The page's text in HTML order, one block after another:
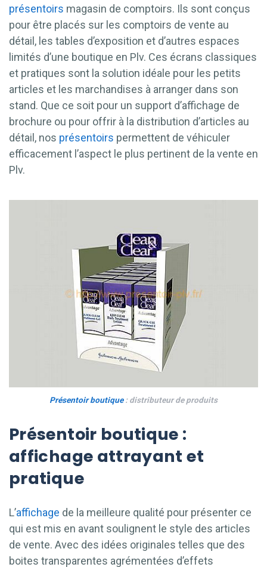
présentoirs magasin de comptoirs. Ils sont conçus
pour être placés sur les comptoirs de vente au
détail, les tables d’exposition et d’autres espaces
limités d’une boutique en Plv. Ces écrans classiques
et pratiques sont la solution idéale pour les petits
articles et les marchandises à arranger dans son
stand. Que ce soit pour un support d’affichage de
brochure ou pour offrir à la distribution d’articles au
détail, nos présentoirs permettent de véhiculer
efficacement l’aspect le plus pertinent de la vente en
Plv.
Présentoir boutique: distributeur de produits
Présentoir boutique :
affichage attrayant et
pratique
L’affichage de la meilleure qualité pour présenter ce
qui est mis en avant soulignent le style des articles
de vente. Avec des idées originales telles que des
boites transparentes agrémentées d’effets